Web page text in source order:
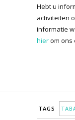
Hebt u
activiteiten
informatie
hierom ons
TAGS